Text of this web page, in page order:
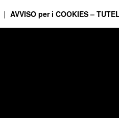
AVVISO per i COOKIES –